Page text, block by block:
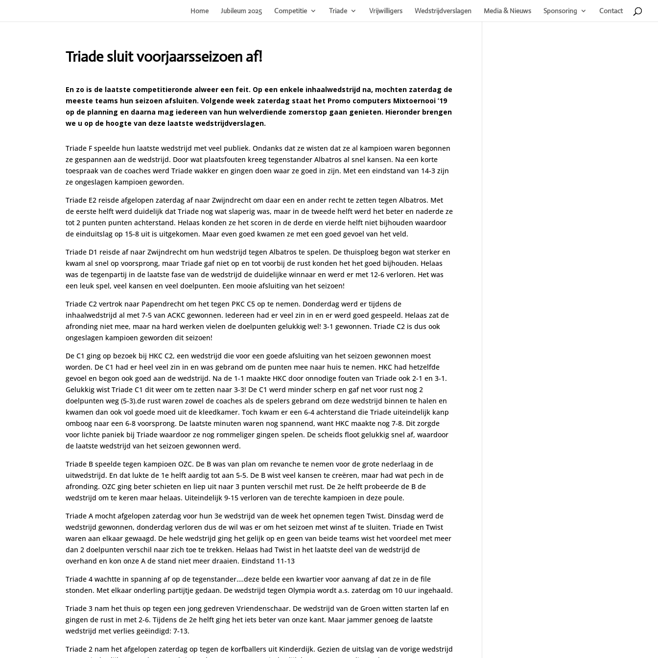
Home Jubileum 2025 Competitie Triade Vrijwilligers Wedstrijdverslagen Media & Nieuws Sponsoring Contact
Triade sluit voorjaarsseizoen af!
En zo is de laatste competitieronde alweer een feit. Op een enkele inhaalwedstrijd na, mochten zaterdag de
meeste teams hun seizoen afsluiten. Volgende week zaterdag staat het Promo computers Mixtoernooi ’19
op de planning en daarna mag iedereen van hun welverdiende zomerstop gaan genieten. Hieronder brengen
we u op de hoogte van deze laatste wedstrijdverslagen.
Triade F speelde hun laatste wedstrijd met veel publiek. Ondanks dat ze wisten dat ze al kampioen waren begonnen
ze gespannen aan de wedstrijd. Door wat plaatsfouten kreeg tegenstander Albatros al snel kansen. Na een korte
toespraak van de coaches werd Triade wakker en gingen doen waar ze goed in zijn. Met een eindstand van 14-3 zijn
ze ongeslagen kampioen geworden.
Triade E2 reisde afgelopen zaterdag af naar Zwijndrecht om daar een en ander recht te zetten tegen Albatros. Met
de eerste helft werd duidelijk dat Triade nog wat slaperig was, maar in de tweede helft werd het beter en naderde ze
tot 2 punten punten achterstand. Helaas konden ze het scoren in de derde en vierde helft niet bijhouden waardoor
de einduitslag op 15-8 uit is uitgekomen. Maar even goed kwamen ze met een goed gevoel van het veld.
Triade D1 reisde af naar Zwijndrecht om hun wedstrijd tegen Albatros te spelen. De thuisploeg begon wat sterker en
kwam al snel op voorsprong, maar Triade gaf niet op en tot voorbij de rust konden het het goed bijhouden. Helaas
was de tegenpartij in de laatste fase van de wedstrijd de duidelijke winnaar en werd er met 12-6 verloren. Het was
een leuk spel, veel kansen en veel doelpunten. Een mooie afsluiting van het seizoen!
Triade C2 vertrok naar Papendrecht om het tegen PKC C5 op te nemen. Donderdag werd er tijdens de
inhaalwedstrijd al met 7-5 van ACKC gewonnen. Iedereen had er veel zin in en er werd goed gespeeld. Helaas zat de
afronding niet mee, maar na hard werken vielen de doelpunten gelukkig wel! 3-1 gewonnen. Triade C2 is dus ook
ongeslagen kampioen geworden dit seizoen!
De C1 ging op bezoek bij HKC C2, een wedstrijd die voor een goede afsluiting van het seizoen gewonnen moest
worden. De C1 had er heel veel zin in en was gebrand om de punten mee naar huis te nemen. HKC had hetzelfde
gevoel en begon ook goed aan de wedstrijd. Na de 1-1 maakte HKC door onnodige fouten van Triade ook 2-1 en 3-1.
Gelukkig wist Triade C1 dit weer om te zetten naar 3-3! De C1 werd minder scherp en gaf net voor rust nog 2
doelpunten weg (5-3).de rust waren zowel de coaches als de spelers gebrand om deze wedstrijd binnen te halen en
kwamen dan ook vol goede moed uit de kleedkamer. Toch kwam er een 6-4 achterstand die Triade uiteindelijk kanp
omboog naar een 6-8 voorsprong. De laatste minuten waren nog spannend, want HKC maakte nog 7-8. Dit zorgde
voor lichte paniek bij Triade waardoor ze nog rommeliger gingen spelen. De scheids floot gelukkig snel af, waardoor
de laatste wedstrijd van het seizoen gewonnen werd.
Triade B speelde tegen kampioen OZC. De B was van plan om revanche te nemen voor de grote nederlaag in de
uitwedstrijd. En dat lukte de 1e helft aardig tot aan 5-5. De B wist veel kansen te creëren, maar had wat pech in de
afronding. OZC ging beter schieten en liep uit naar 3 punten verschil met rust. De 2e helft probeerde de B de
wedstrijd om te keren maar helaas. Uiteindelijk 9-15 verloren van de terechte kampioen in deze poule.
Triade A mocht afgelopen zaterdag voor hun 3e wedstrijd van de week het opnemen tegen Twist. Dinsdag werd de
wedstrijd gewonnen, donderdag verloren dus de wil was er om het seizoen met winst af te sluiten. Triade en Twist
waren aan elkaar gewaagd. De hele wedstrijd ging het gelijk op en geen van beide teams wist het voordeel met meer
dan 2 doelpunten verschil naar zich toe te trekken. Helaas had Twist in het laatste deel van de wedstrijd de
overhand en kon onze A de stand niet meer draaien. Eindstand 11-13
Triade 4 wachtte in spanning af op de tegenstander….deze belde een kwartier voor aanvang af dat ze in de file
stonden. Met elkaar onderling partijtje gedaan. De wedstrijd tegen Olympia wordt a.s. zaterdag om 10 uur ingehaald.
Triade 3 nam het thuis op tegen een jong gedreven Vriendenschaar. De wedstrijd van de Groen witten starten laf en
gingen de rust in met 2-6. Tijdens de 2e helft ging het iets beter van onze kant. Maar jammer genoeg de laatste
wedstrijd met verlies geëindigd: 7-13.
Triade 2 nam het afgelopen zaterdag op tegen de korfballers uit Kinderdijk. Gezien de uitslag van de vorige wedstrijd